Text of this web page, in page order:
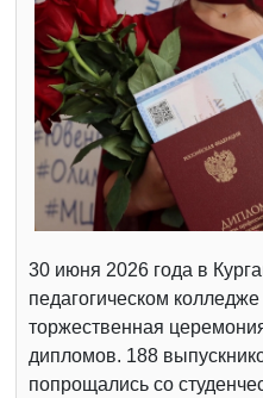
30 июня 2026 года в
педагогическом
торжественная
дипломов. 188
попрощались со